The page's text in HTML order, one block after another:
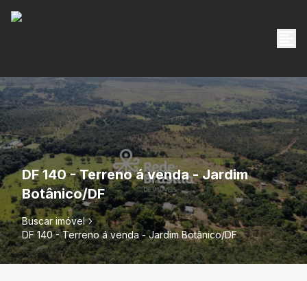
DF 140 - Terreno á venda - Jardim
Botânico/DF
Buscar imóvel
DF 140 - Terreno á venda - Jardim Botânico/DF